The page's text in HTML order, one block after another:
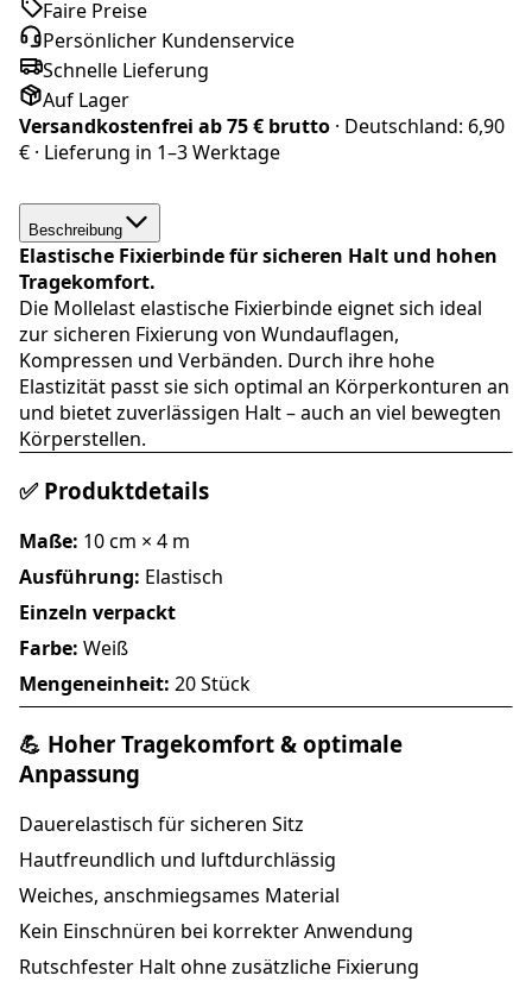
Faire Preise
Persönlicher Kundenservice
Schnelle Lieferung
Auf Lager
Versandkostenfrei ab75 € brutto · Deutschland: 6,90
€ · Lieferung in 1–3 Werktage
Beschreibung
Elastische Fixierbinde für sicheren Halt und hohen
Tragekomfort.
Die Mollelast elastische Fixierbinde eignet sich ideal
zur sicheren Fixierung von Wundauflagen,
Kompressen und Verbänden. Durch ihre hohe
Elastizität passt sie sich optimal an Körperkonturen an
und bietet zuverlässigen Halt – auch an viel bewegten
Körperstellen.
✅ Produktdetails
Maße: 10 cm × 4 m
Ausführung: Elastisch
Einzeln verpackt
Farbe: Weiß
Mengeneinheit: 20 Stück
💪 Hoher Tragekomfort & optimale
Anpassung
Dauerelastisch für sicheren Sitz
Hautfreundlich und luftdurchlässig
Weiches, anschmiegsames Material
Kein Einschnüren bei korrekter Anwendung
Rutschfester Halt ohne zusätzliche Fixierung